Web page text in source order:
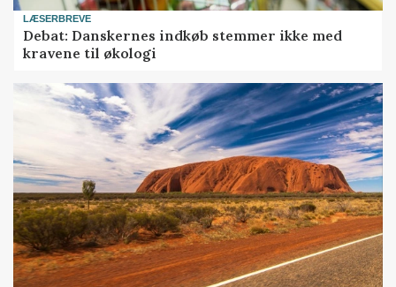
LÆSERBREVE
Debat: Danskernes indkøb stemmer ikke med
kravene til økologi